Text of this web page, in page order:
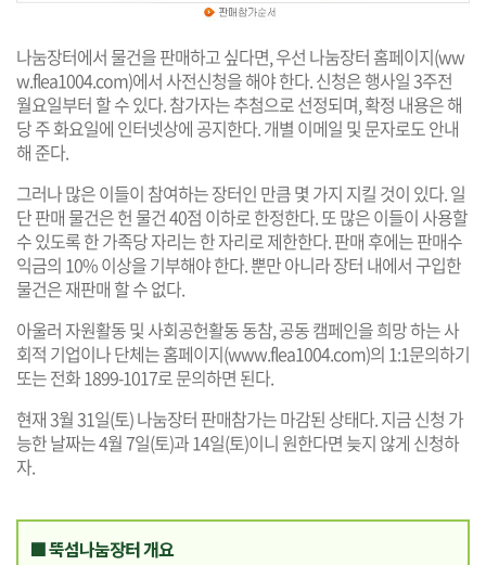
나눔장터에서 물건을 판매하고 싶다면, 우선 나눔장터 홈페이지(ww
w.flea1004.com)에서 사전신청을 해야 한다. 신청은 행사일 3주전
월요일부터 할 수 있다. 참가자는 추첨으로 선정되며, 확정 내용은 해
당 주 화요일에 인터넷상에 공지한다. 개별 이메일 및 문자로도 안내
해 준다.
그러나 많은 이들이 참여하는 장터인 만큼 몇 가지 지킬 것이 있다. 일
단 판매 물건은 헌 물건 40점 이하로 한정한다. 또 많은 이들이 사용할
수 있도록 한 가족당 자리는 한 자리로 제한한다. 판매 후에는 판매수
익금의 10% 이상을 기부해야 한다. 뿐만 아니라 장터 내에서 구입한
물건은 재판매 할 수 없다.
아울러 자원활동 및 사회공헌활동 동참, 공동 캠페인을 희망 하는 사
회적 기업이나 단체는 홈페이지(www.flea1004.com)의 1:1문의하기
또는 전화 1899-1017로 문의하면 된다.
현재 3월 31일(토) 나눔장터 판매참가는 마감된 상태다. 지금 신청 가
능한 날짜는 4월 7일(토)과 14일(토)이니 원한다면 늦지 않게 신청하
자.
■ 뚝섬나눔장터 개요